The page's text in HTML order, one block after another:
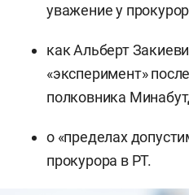
уважение у
как Альберт
«эксперимент»
полковника
о «пределах
прокурора в РТ.